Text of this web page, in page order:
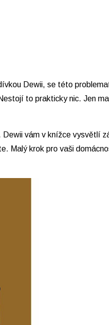
Dewii, se této
to prakticky nic. Jen
vám v knížce vysvětlí
Malý krok pro vaši